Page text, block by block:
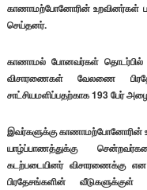
காணாமற்போனோரின் உறவினர்கள்
செய்தனர்.
காணாமல் போனவர்கள் தொடர்பில்
விசாரணைகள் வேலணை
சாட்சியமளிப்பதற்காக 193 பேர்
இவர்களுக்கு காணாமற்போனோரின்
யாழ்ப்பாணத்துக்கு
கடற்படையினர் விசாரணைக்கு
பிரதேசங்களின்